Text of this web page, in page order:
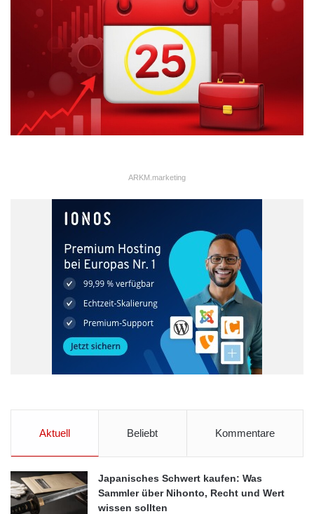
ARKM.marketing
Aktuell Beliebt Kommentare
Japanisches Schwert kaufen: Was
Sammler über Nihonto, Recht und Wert
wissen sollten